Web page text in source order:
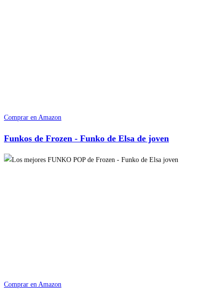
Comprar en Amazon
Funkos de Frozen - Funko de Elsa de joven
Comprar en Amazon